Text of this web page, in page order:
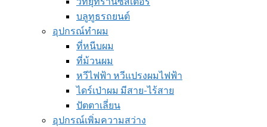
บลูทูธรถยนต์
อุปกรณ์ทำผม
ที่หนีบผม
ที่ม้วนผม
หวีไฟฟ้า หวีแปรงผมไฟฟ้า
ไดร์เป่าผม มีสาย-ไร้สาย
ปัตตาเลี่ยน
อุปกรณ์เพิ่มความสว่าง